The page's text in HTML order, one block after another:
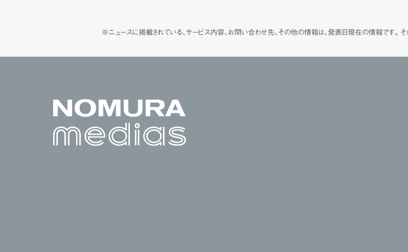
※ニュースに掲載されている、サービス内容、お問い合わせ先、その他の情報は、発表日現在の情報です。そ